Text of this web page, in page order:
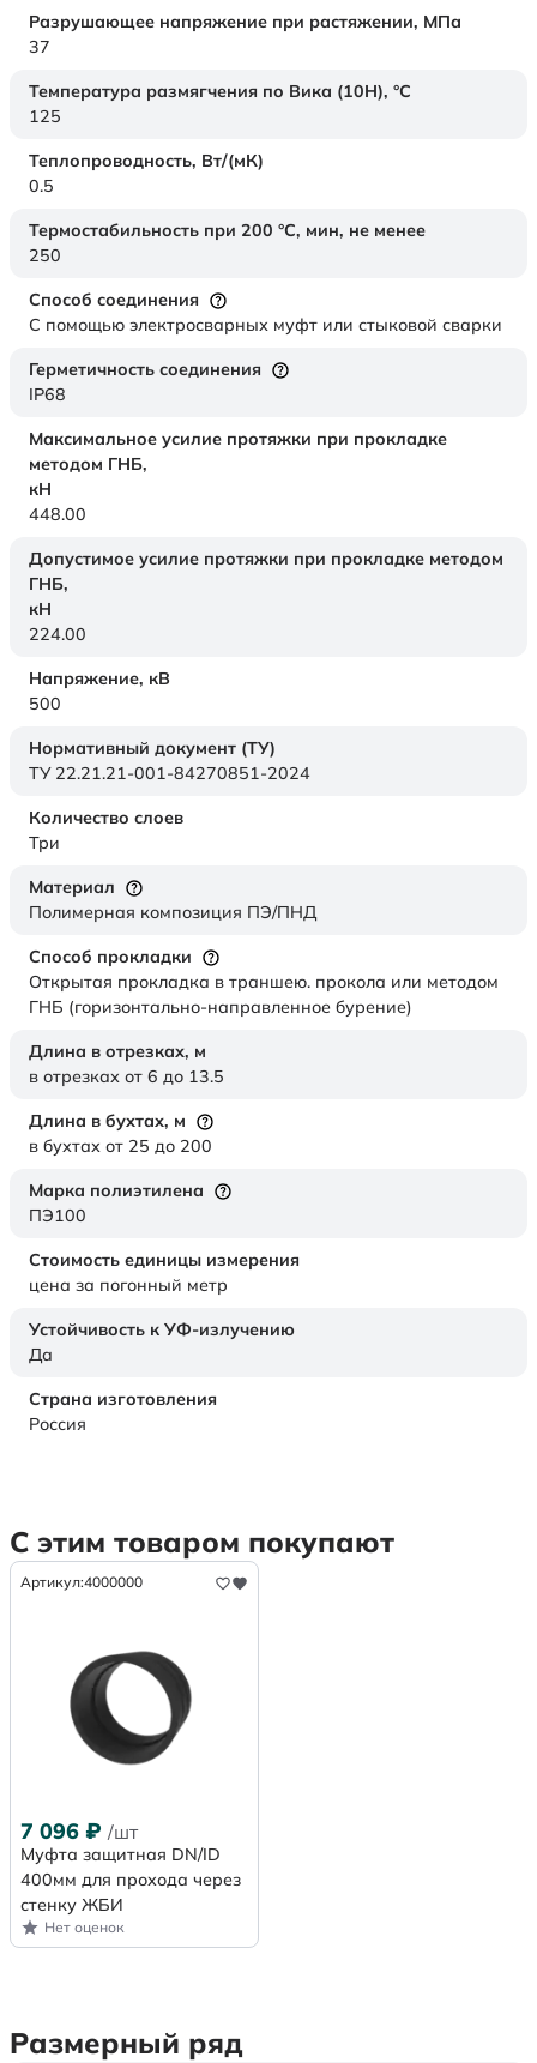
Разрушающее напряжение при растяжении, МПа
37
Температура размягчения по Вика (10Н), °C
125
Теплопроводность, Вт/(мК)
0.5
Термостабильность при 200 °С, мин, не менее
250
Способ соединения
С помощью электросварных муфт или стыковой сварки
Герметичность соединения
IP68
Максимальное усилие протяжки при прокладке
методом ГНБ,
кН
448.00
Допустимое усилие протяжки при прокладке методом
ГНБ,
кН
224.00
Напряжение, кВ
500
Нормативный документ (ТУ)
ТУ 22.21.21-001-84270851-2024
Количество слоев
Три
Материал
Полимерная композиция ПЭ/ПНД
Способ прокладки
Открытая прокладка в траншею. прокола или методом
ГНБ (горизонтально-направленное бурение)
Длина в отрезках, м
в отрезках от 6 до 13.5
Длина в бухтах, м
в бухтах от 25 до 200
Марка полиэтилена
ПЭ100
Стоимость единицы измерения
цена за погонный метр
Устойчивость к УФ-излучению
Да
Страна изготовления
Россия
С этим товаром покупают
Артикул:4000000
7 096 ₽ /шт
Муфта защитная DN/ID
400мм для прохода через
стенку ЖБИ
Нет оценок
Размерный ряд